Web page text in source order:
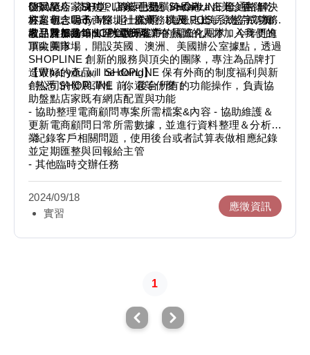
位賦能店家成功；店家可透過 SHOPLINE 全通路解決
方案包含電子商務、社群商務以及 POS 系統，成功將
產品及服務銷售至全世界。
DR.WU、茶籽堂、綠藤生機、vacanza、美珍香、乾
杯超市、Lady M、起士公爵、海邊走走、京盛宇等知
名品牌都是 SHOPLINE 客戶。
發展至今，SHOPLINE 已是橫跨香港、台北、吉隆
坡、胡志明市、深圳、廣州、杭州、上海、北京、新加
坡、雅加達等 11 大亞洲城市的國際化團隊，今年更進
軍歐美市場，開設英國、澳洲、美國辦公室據點，透過
SHOPLINE 創新的服務與頂尖的團隊，專注為品牌打
造最好的產品。 SHOPLINE 保有外商的制度福利與新
創公司的發展彈性，你還等什麼！
歡迎對 Startup、對電商產業有熱誠的人才加入我們的
頂尖團隊！
【What you will be doing】
- 熟悉 SHOPLINE 前、後台所有的功能操作，負責協
助盤點店家既有網店配置與功能
- 協助整理電商顧問專案所需檔案&內容 - 協助維護＆
更新電商顧問日常所需數據，並進行資料整理＆分析作
業
- 紀錄客戶相關問題，使用後台或者試算表做相應紀錄
並定期匯整與回報給主管
- 其他臨時交辦任務
2024/09/18
實習
應徵資訊
1